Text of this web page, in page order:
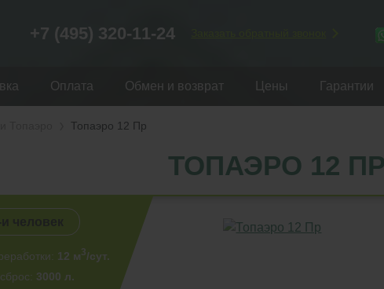
+7 (495) 320-11-24
Оплата Обмен и возврат Цены Гарантии
Топаэро 12 Пр
ТОПАЭРО 12 ПР
12 м3/сут.
3000 л.